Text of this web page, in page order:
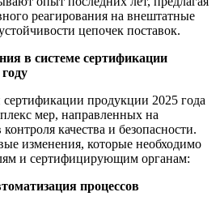
реагирования на внештатные
цепочек поставок.
в системе сертификации
продукции 2025 года
мер, направленных на
качества и безопасности.
изменения, которые необходимо
и сертифицирующим органам:
процессов